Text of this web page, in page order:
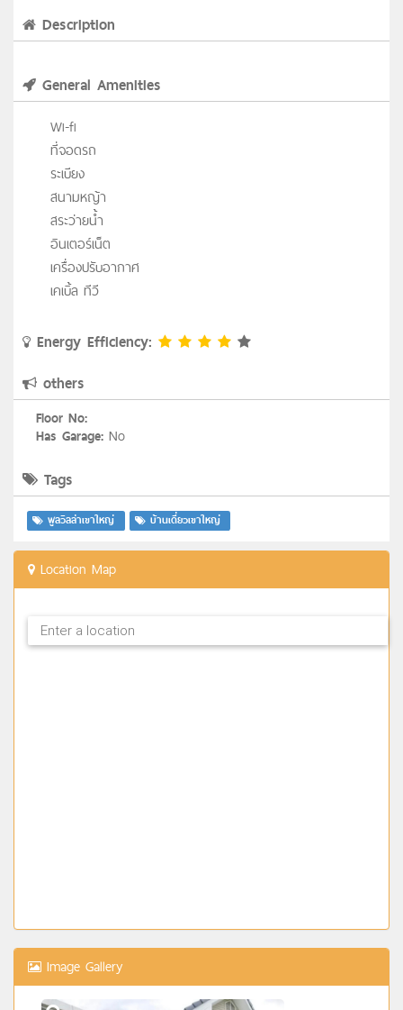
Description
General Amenities
Wi-fi
ที่จอดรถ
ระเบียง
สนามหญ้า
สระว่ายน้ำ
อินเตอร์เน็ต
เครื่องปรับอากาศ
เคเบิ้ล ทีวี
Energy Efficiency:
others
Floor No:
Has Garage: No
Tags
พูลวิลล่าเขาใหญ่ บ้านเดี่ยวเขาใหญ่
Location Map
Image Gallery